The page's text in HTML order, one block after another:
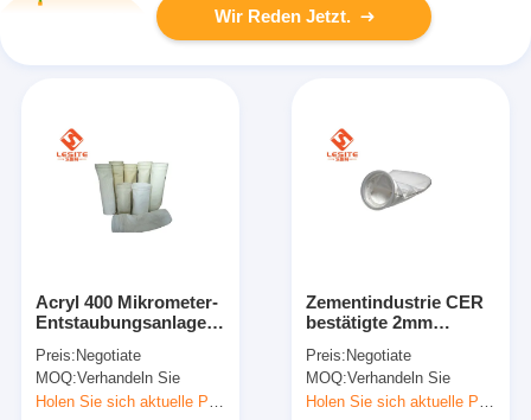
Wir Reden Jetzt.
Acryl 400 Mikrometer-
Entstaubungsanlage-
Kunststoffindustrie
Preis: Negotiate
MOQ:Verhandeln Sie
Zementindustrie CER
bestätigte 2mm
Abgasanlagen
Preis: Negotiate
MOQ:Verhandeln Sie